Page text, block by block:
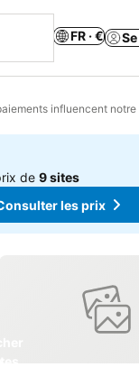
FR · €
influencent
de9 sites
les prix